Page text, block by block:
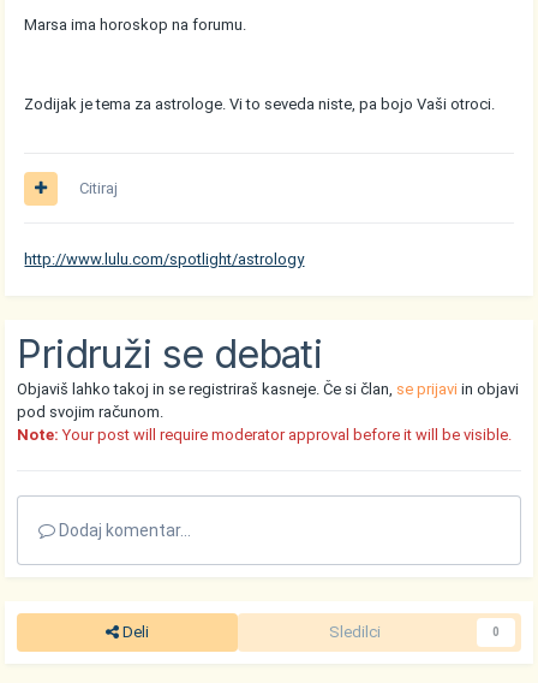
Marsa ima horoskop na forumu.
Zodijak je tema za astrologe. Vi to seveda niste, pa bojo Vaši otroci.
Citiraj
http://www.lulu.com/spotlight/astrology
Pridruži se debati
Objaviš lahko takoj in se registriraš kasneje. Če si član, se prijavi in objavi
pod svojim računom.
Note: Your post will require moderator approval before it will be visible.
Dodaj komentar...
Deli Sledilci 0